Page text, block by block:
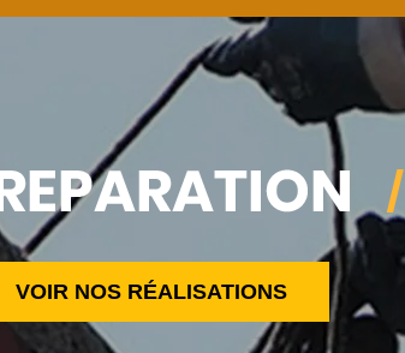
VOIR NOS RÉALISATIONS